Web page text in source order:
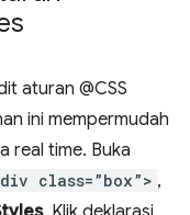
aturan @CSS
ini mempermudah
real time. Buka
class=”box”> ,